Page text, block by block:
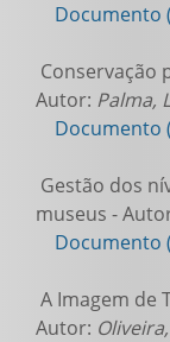
Documento
Conservação
Autor: Palma,
Documento
Gestão dos
museus -
Documento
A Imagem de
Autor: